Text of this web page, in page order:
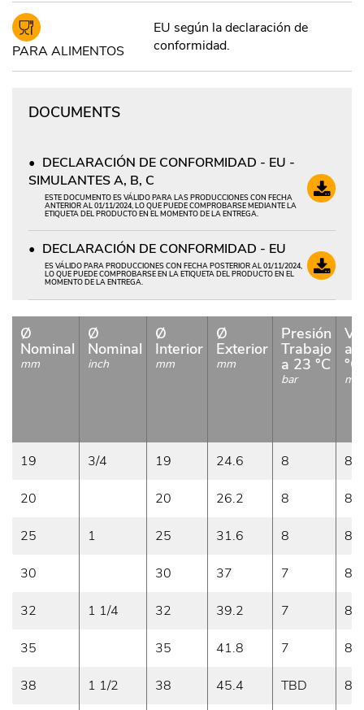
PARA ALIMENTOS
EU según la declaración de
conformidad.
DOCUMENTS
DECLARACIÓN DE CONFORMIDAD - EU -
SIMULANTES A, B, C
ESTE DOCUMENTO ES VÁLIDO PARA LAS PRODUCCIONES CON FECHA
ANTERIOR AL 01/11/2024, LO QUE PUEDE COMPROBARSE MEDIANTE LA
ETIQUETA DEL PRODUCTO EN EL MOMENTO DE LA ENTREGA.
DECLARACIÓN DE CONFORMIDAD - EU
ES VÁLIDO PARA PRODUCCIONES CON FECHA POSTERIOR AL 01/11/2024,
LO QUE PUEDE COMPROBARSE EN LA ETIQUETA DEL PRODUCTO EN EL
MOMENTO DE LA ENTREGA.
Ø
Nominal
mm
Ø
Nominal
inch
Ø
Interior
mm
Ø
Exterior
mm
Presión
Trabajo
a 23 °C
bar
a
°C
m/
19 3/4 19 24.6 8 8
20 20 26.2 8 8
25 1 25 31.6 8 8
30 30 37 7 8
32 1 1/4 32 39.2 7 8
35 35 41.8 7 8
38 1 1/2 38 45.4 TBD 8